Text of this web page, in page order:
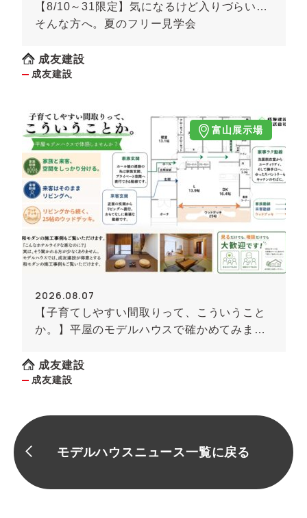
【8/10～31限定】気になるけど入りづらい…
そんな方へ。夏のフリー見学会
成友建設
成友建設
富山展示場
2026.08.07
【子育てしやすい間取りって、こういうこと
か。】平屋のモデルハウスで確かめてみませ
成友建設
成友建設
モデルハウスニュース一覧に戻る